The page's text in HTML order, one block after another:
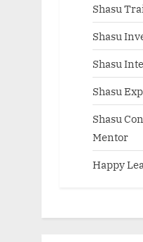
Shasu
Shasu
Shasu
Shasu
Shasu
Mentor
Happy